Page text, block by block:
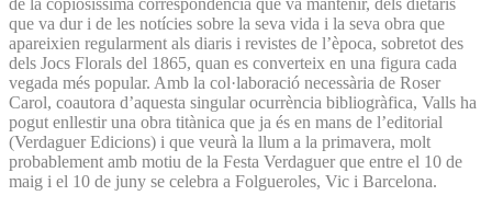
que va dur i de les notícies sobre la seva vida i la seva obra que
apareixien regularment als diaris i revistes de l’època, sobretot des
dels Jocs Florals del 1865, quan es converteix en una figura cada
vegada més popular. Amb la col·laboració necessària de Roser
Carol, coautora d’aquesta singular ocurrència bibliogràfica, Valls ha
pogut enllestir una obra titànica que ja és en mans de l’editorial
(Verdaguer Edicions) i que veurà la llum a la primavera, molt
probablement amb motiu de la Festa Verdaguer que entre el 10 de
maig i el 10 de juny se celebra a Folgueroles, Vic i Barcelona.